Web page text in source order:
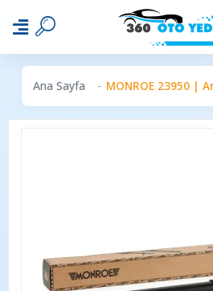
Ana Sayfa MONROE 23950 |